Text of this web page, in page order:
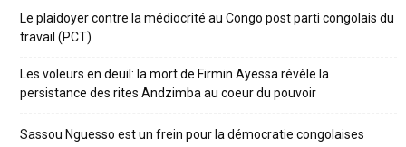
Le plaidoyer contre la médiocrité au Congo post parti congolais du
travail (PCT)
Les voleurs en deuil: la mort de Firmin Ayessa révèle la
persistance des rites Andzimba au coeur du pouvoir
Sassou Nguesso est un frein pour la démocratie congolaises